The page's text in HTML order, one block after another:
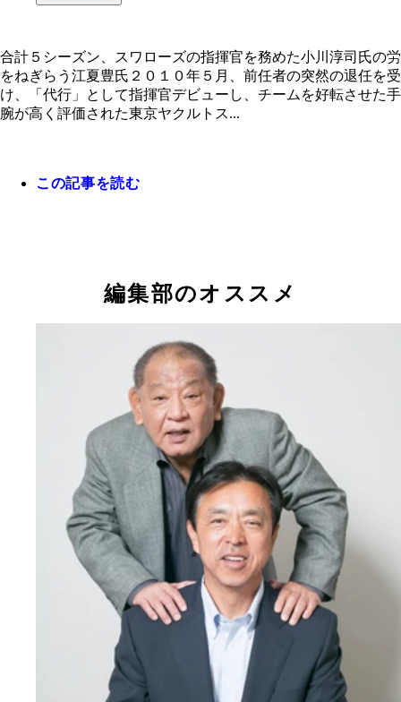
氏の労をねぎらう江夏豊氏
合計５シーズン、スワローズの指揮官を務めた小川淳司氏の労
をねぎらう江夏豊氏２０１０年５月、前任者の突然の退任を受
け、「代行」として指揮官デビューし、チームを好転させた手
腕が高く評価された東京ヤクルトス...
この記事を読む
編集部のオススメ